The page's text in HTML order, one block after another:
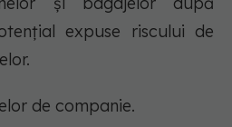
expuse riscului de
de companie.